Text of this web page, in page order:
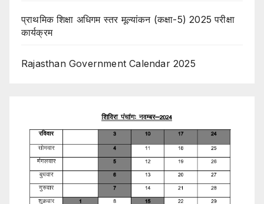
प्राथमिक शिक्षा अधिगम स्तर मूल्यांकन (कक्षा-5) 2025 परीक्षा
कार्यक्रम
Rajasthan Government Calendar 2025